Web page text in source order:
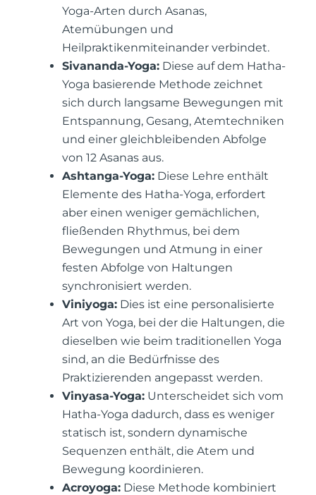
Yoga-Arten durch Asanas,
Atemübungen und
Heilpraktikenmiteinander verbindet.
Sivananda-Yoga: Diese auf dem Hatha-
Yoga basierende Methode zeichnet
sich durch langsame Bewegungen mit
Entspannung, Gesang, Atemtechniken
und einer gleichbleibenden Abfolge
von 12 Asanas aus.
Ashtanga-Yoga: Diese Lehre enthält
Elemente des Hatha-Yoga, erfordert
aber einen weniger gemächlichen,
fließenden Rhythmus, bei dem
Bewegungen und Atmung in einer
festen Abfolge von Haltungen
synchronisiert werden.
Viniyoga: Dies ist eine personalisierte
Art von Yoga, bei der die Haltungen, die
dieselben wie beim traditionellen Yoga
sind, an die Bedürfnisse des
Praktizierenden angepasst werden.
Vinyasa-Yoga: Unterscheidet sich vom
Hatha-Yoga dadurch, dass es weniger
statisch ist, sondern dynamische
Sequenzen enthält, die Atem und
Bewegung koordinieren.
Acroyoga: Diese Methode kombiniert